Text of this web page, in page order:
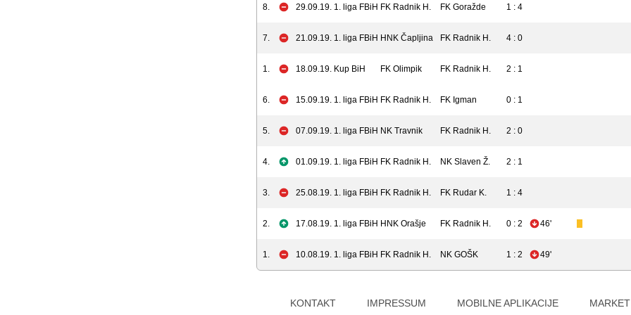
8. 29.09.19. 1. liga FBiH FK Radnik H. FK Goražde 1 : 4
7. 21.09.19. 1. liga FBiH HNK Čapljina FK Radnik H. 4 : 0
1. 18.09.19. Kup BiH FK Olimpik FK Radnik H. 2 : 1
6. 15.09.19. 1. liga FBiH FK Radnik H. FK Igman 0 : 1
5. 07.09.19. 1. liga FBiH NK Travnik FK Radnik H. 2 : 0
4. 01.09.19. 1. liga FBiH FK Radnik H. NK Slaven Ž. 2 : 1
3. 25.08.19. 1. liga FBiH FK Radnik H. FK Rudar K. 1 : 4
2. 17.08.19. 1. liga FBiH HNK Orašje FK Radnik H. 0 : 2 46'
1. 10.08.19. 1. liga FBiH FK Radnik H. NK GOŠK 1 : 2 49'
KONTAKT IMPRESSUM MOBILNE APLIKACIJE